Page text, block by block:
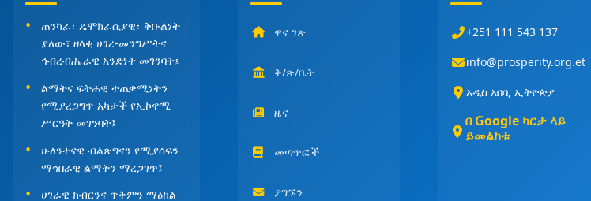
ጠንካራ፣ ዴሞክራሲያዊ፣ ቅቡልነት
ያለው፣ ዘላቂ ሀገረ-መንግሥትና
ኅብረብሔራዊ አንድነት መገንባት፤
ልማትና ፍትሐዊ ተጠቃሚነትን
የሚያረጋግጥ አካታች የኢኮኖሚ
ሥርዓት መገንባት፤
ሁለንተናዊ ብልጽግናን የሚያሰፍን
ማኅበራዊ ልማትን ማረጋገጥ፤
ሀገራዊ ክብርንና ጥቅምን ማዕከል
ዋና ገጽ
ቅ/ጽ/ቤት
ዜና
መጣጥፎች
ያግኙን
+251 111 543 137
info@prosperity.org.et
አዲስ አበባ, ኢትዮጵያ
በ Google ካርታ ላይ
ይመልከቱ